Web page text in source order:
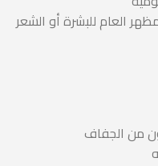
العام للبشرة أو الشعر
من الجفاف